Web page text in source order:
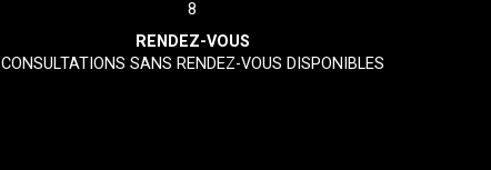
RENDEZ-VOUS
CONSULTATIONS SANS RENDEZ-VOUS DISPONIBLES